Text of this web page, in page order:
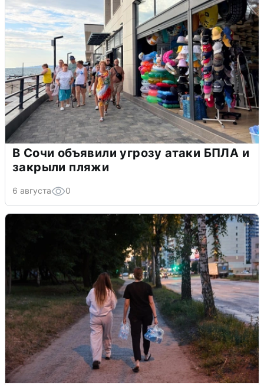
В Сочи объявили угрозу атаки БПЛА и
закрыли пляжи
6 августа 0